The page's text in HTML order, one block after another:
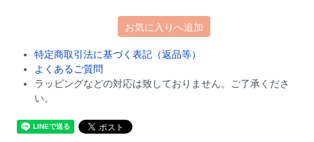
お気に入りへ追加
特定商取引法に基づく表記（返品等）
よくあるご質問
ラッピングなどの対応は致しておりません。ご了承くださ
い。